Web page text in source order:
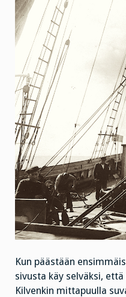
Kun päästään
sivusta käy selväksi,
Kilvenkin mittapuulla